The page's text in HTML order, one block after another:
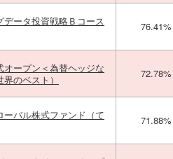
データ投資戦略Ｂコース
76.41%
ープン＜為替ヘッジな
のベスト）
72.78%
バル株式ファンド（て
71.88%